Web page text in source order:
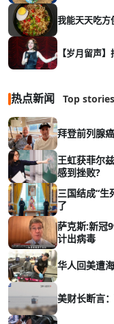
我能天天吃方
【岁月留声
热点新闻 Top stories
拜登前列腺
王虹获菲尔
感到挫败?
三国结成“生
了
萨克斯:新冠
计出病毒
华人回美遭
美财长断言